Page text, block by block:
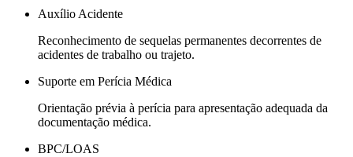
Auxílio Acidente
Reconhecimento de sequelas permanentes decorrentes de
acidentes de trabalho ou trajeto.
Suporte em Perícia Médica
Orientação prévia à perícia para apresentação adequada da
documentação médica.
BPC/LOAS